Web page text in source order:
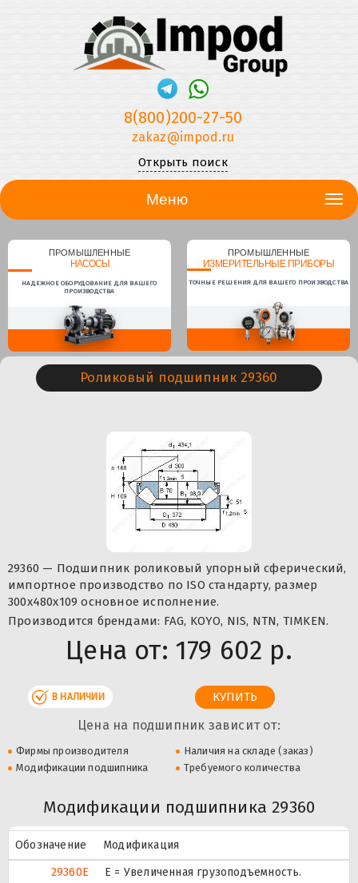
8(800)200-27-50
zakaz@impod.ru
Открыть поиск
Меню
ПРОМЫШЛЕННЫЕ
НАСОСЫ
НАДЕЖНОЕ ОБОРУДОВАНИЕ ДЛЯ ВАШЕГО
ПРОИЗВОДСТВА
ПРОМЫШЛЕННЫЕ
ИЗМЕРИТЕЛЬНЫЕ ПРИБОРЫ
ТОЧНЫЕ РЕШЕНИЯ ДЛЯ ВАШЕГО ПРОИЗВОДСТВА
Роликовый подшипник 29360
29360 — Подшипник роликовый упорный сферический,
импортное производство по ISO стандарту, размер
300x480x109 основное исполнение.
Производится брендами: FAG, KOYO, NIS, NTN, TIMKEN.
Цена от: 179 602 р.
В НАЛИЧИИ
Цена на подшипник зависит от:
Фирмы производителя
Наличия на складе (заказ)
Модификации подшипника
Требуемого количества
Модификации подшипника 29360
Обозначение
Модификация
29360E
Е = Увеличенная грузоподъемность.